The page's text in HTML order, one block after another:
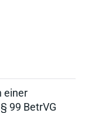
einer
99 BetrVG